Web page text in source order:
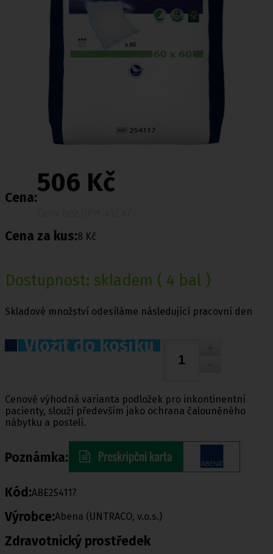
Cena:
506 Kč
Cena za kus:8 Kč
Dostupnost: skladem ( 4 bal )
Skladové množství odesíláme následující pracovní den
Vložit do košíku
Cenově výhodná varianta podložek pro inkontinentní
pacienty, slouží především jako ochrana čalouněného
nábytku a postelí.
Poznámka:
Kód:ABE254117
Výrobce:Abena (UNTRACO, v.o.s.)
Zdravotnický prostředek